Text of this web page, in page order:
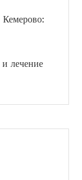
лечение